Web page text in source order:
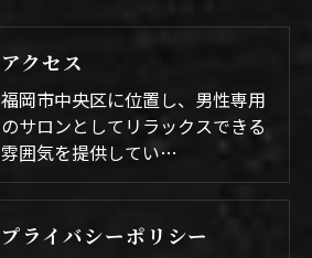
アクセス
福岡市中央区に位置し、男性専用
のサロンとしてリラックスできる
雰囲気を提供してい…
プライバシーポリシー